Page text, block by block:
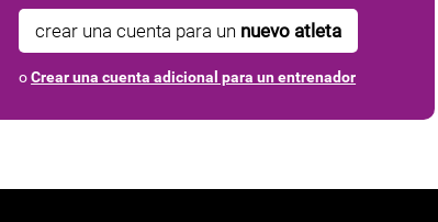
crear una cuenta para un nuevo atleta
oCrear una cuenta adicional para un entrenador